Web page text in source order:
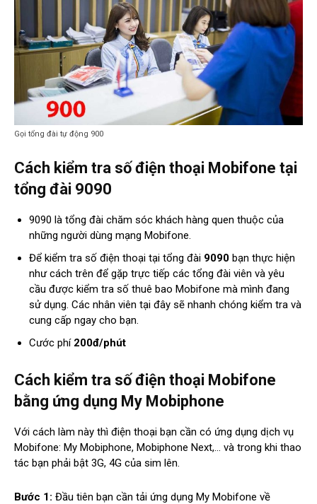
Gọi tổng đài tự động 900
Cách kiểm tra số điện thoại Mobifone tại
tổng đài 9090
9090 là tổng đài chăm sóc khách hàng quen thuộc của
những người dùng mạng Mobifone.
Để kiểm tra số điện thoại tại tổng đài 9090 bạn thực hiện
như cách trên để gặp trực tiếp các tổng đài viên và yêu
cầu được kiểm tra số thuê bao Mobifone mà mình đang
sử dụng. Các nhân viên tại đây sẽ nhanh chóng kiểm tra và
cung cấp ngay cho bạn.
Cước phí 200đ/phút
Cách kiểm tra số điện thoại Mobifone
bằng ứng dụng My Mobiphone
Với cách làm này thì điện thoại bạn cần có ứng dụng dịch vụ
Mobifone: My Mobiphone, Mobiphone Next,… và trong khi thao
tác bạn phải bật 3G, 4G của sim lên.
Bước 1: Đầu tiên bạn cần tải ứng dụng My Mobifone về